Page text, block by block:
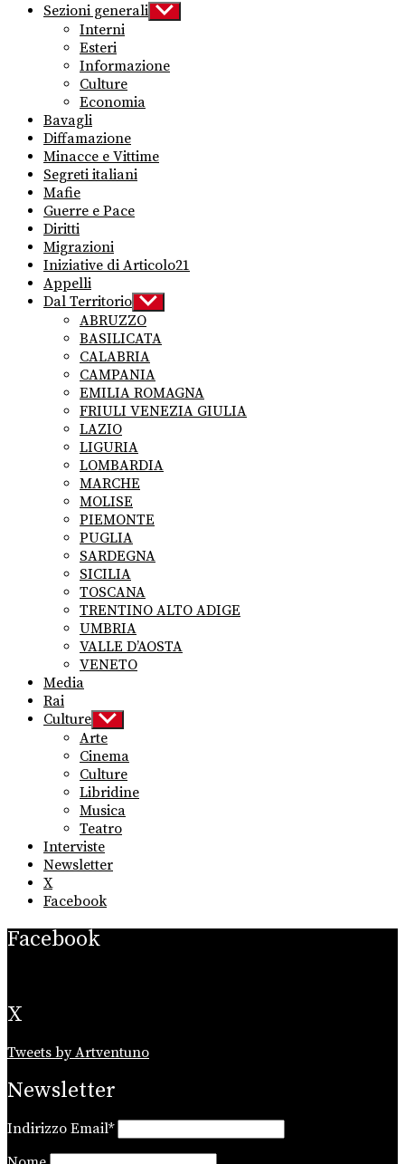
Sezioni generali Show
sub
Interni
Esteri
Informazione
Culture
Economia
Bavagli
Diffamazione
Minacce e Vittime
Segreti italiani
Mafie
Guerre e Pace
Diritti
Migrazioni
Iniziative di Articolo21
Appelli
Dal Territorio Show
sub
menu
ABRUZZO
BASILICATA
CALABRIA
CAMPANIA
EMILIA ROMAGNA
FRIULI VENEZIA GIULIA
LAZIO
LIGURIA
LOMBARDIA
MARCHE
MOLISE
PIEMONTE
PUGLIA
SARDEGNA
SICILIA
TOSCANA
TRENTINO ALTO ADIGE
UMBRIA
VALLE D’AOSTA
VENETO
Media
Rai
Culture Show
sub
menu
Arte
Cinema
Culture
Libridine
Musica
Teatro
Interviste
Newsletter
X
Facebook
Facebook
X
Tweets by Artventuno
Newsletter
Indirizzo Email*